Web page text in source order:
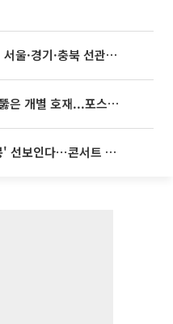
충북 선관위 등 추가 압수수색
[증시키워드] 반도체 충격 뚫은 개별 호재...포스코퓨처엠·에코프로·한화솔루션 '눈길'
빅뱅, 20주년 기념 '새 뱅봉' 선보인다⋯콘서트 앞두고 팝업 개최